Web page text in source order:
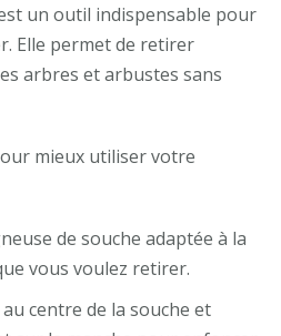
un outil indispensable pour
Elle permet de retirer
arbres et arbustes sans
mieux utiliser votre
de souche adaptée à la
vous voulez retirer.
centre de la souche et